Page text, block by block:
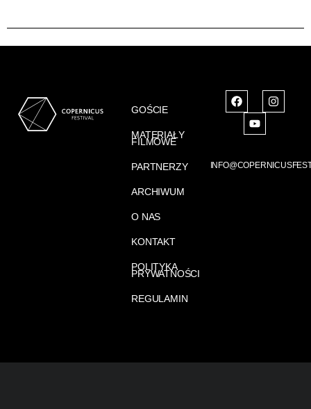
GOŚCIE
MATERIAŁY
FILMOWE
PARTNERZY
ARCHIWUM
O NAS
KONTAKT
POLITYKA
PRYWATNOŚCI
REGULAMIN